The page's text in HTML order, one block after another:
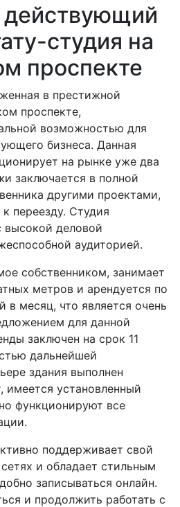
действующий
студия на
проспекте
в престижной
проспекте,
возможностью для
бизнеса. Данная
на рынке уже два
заключается в полной
другими проектами,
переезду. Студия
высокой деловой
аудиторией.
собственником, занимает
метров и арендуется по
в месяц, что является очень
для данной
заключен на срок 11
дальнейшей
здания выполнен
имеется установленный
функционируют все
поддерживает свой
и обладает стильным
записываться онлайн.
и продолжить работать с